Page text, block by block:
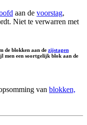
aan de voorstag,
Niet te verwarren met
de blokken aan de zijstagen
men een soortgelijk blok aan de
van blokken,